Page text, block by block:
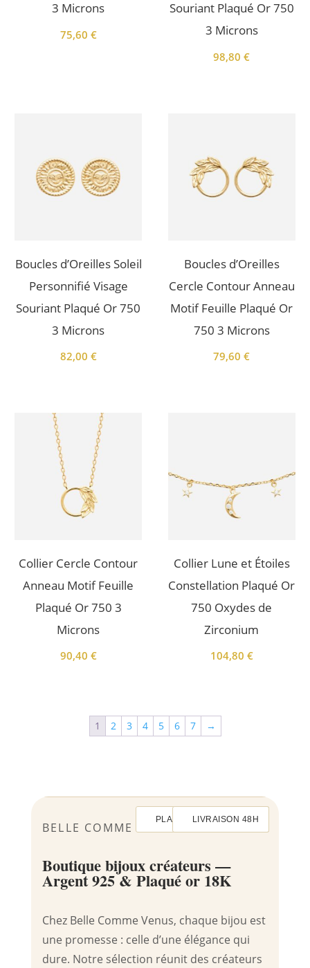
3 Microns
75,60 €
Souriant Plaqué Or 750
3 Microns
98,80€
Boucles d’Oreilles Soleil
Personnifié Visage
Souriant Plaqué Or 750
3 Microns
82,00 €
Boucles d’Oreilles
Cercle Contour Anneau
Motif Feuille Plaqué Or
750 3 Microns
79,60€
Collier Cercle Contour
Anneau Motif Feuille
Plaqué Or 750 3
Microns
90,40 €
Collier Lune et Étoiles
Constellation Plaqué Or
750 Oxydes de
Zirconium
104,80 €
1 2 3 4 5 6 7 →
BELLE COMME VENUS
Boutique bijoux créateurs —
Argent 925 & Plaqué or 18K
Chez Belle Comme Venus, chaque bijou est
une promesse : celle d’une élégance qui
dure. Notre sélection réunit des créateurs
ARGENT 925 RHODIÉ
PLAQUÉ OR 3 MICRONS
ÉCRIN INCLUS
LIVRAISON 48H